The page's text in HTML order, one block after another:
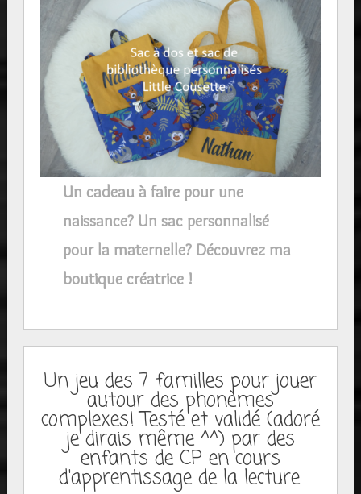
Un cadeau à faire pour une
naissance? Un sac personnalisé
pour la maternelle? Découvrez ma
boutique créatrice !
Un jeu des 7 familles pour jouer
autour des phonèmes
complexes! Testé et validé (adoré
je dirais même ^^) par des
enfants de CP en cours
d'apprentissage de la lecture.